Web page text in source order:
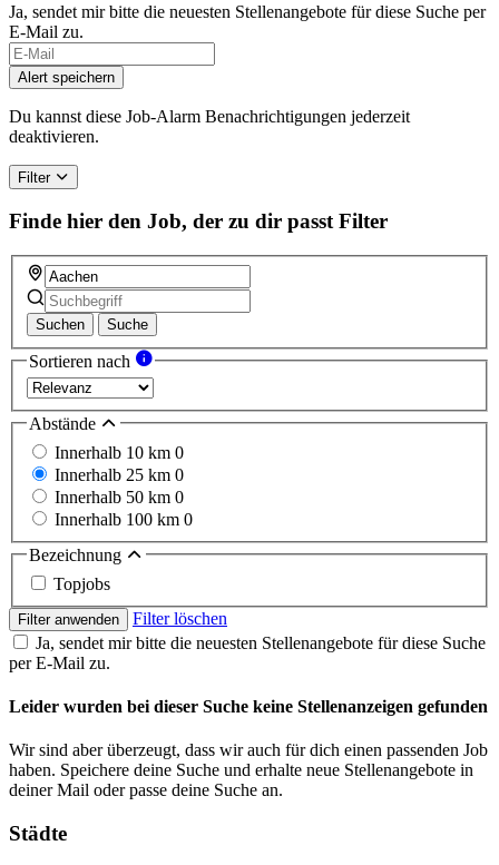
Ja, sendet mir bitte die neuesten Stellenangebote für diese Suche per
E-Mail zu.
If
you
are
a
human,
this
field
Alert speichern
Du kannst diese Job-Alarm Benachrichtigungen jederzeit
deaktivieren.
Filter
Finde hier den Job, der zu dir passt Filter
Suchen Suche
Sortieren nach
Abstände
Innerhalb 10 km 0
Innerhalb 25 km 0
Innerhalb 50 km 0
Innerhalb 100 km 0
Bezeichnung
Topjobs
Filter anwenden
Filter löschen
Ja, sendet mir bitte die neuesten Stellenangebote für diese Suche
per E-Mail zu.
Leider wurden bei dieser Suche keine Stellenanzeigen gefunden
Wir sind aber überzeugt, dass wir auch für dich einen passenden Job
haben. Speichere deine Suche und erhalte neue Stellenangebote in
deiner Mail oder passe deine Suche an.
Städte